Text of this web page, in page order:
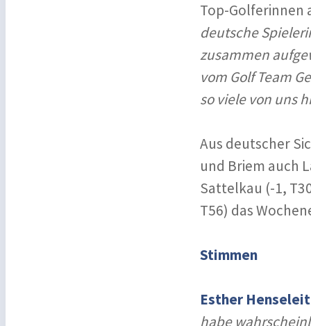
Top-Golferinnen
deutsche
zusammen
vom Golf Team
so viele von uns
Aus deutscher
und Briem auch
Sattelkau (-1,
T56) das
Stimmen
Esther
habe